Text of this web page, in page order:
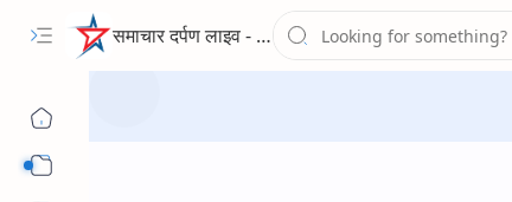
समाचार दर्पण लाइव - द न्यूज पोर्टल